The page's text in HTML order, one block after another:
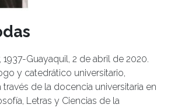
Guayaquil, 2 de abril de 2020.
y catedrático universitario,
de la docencia universitaria en
Letras y Ciencias de la